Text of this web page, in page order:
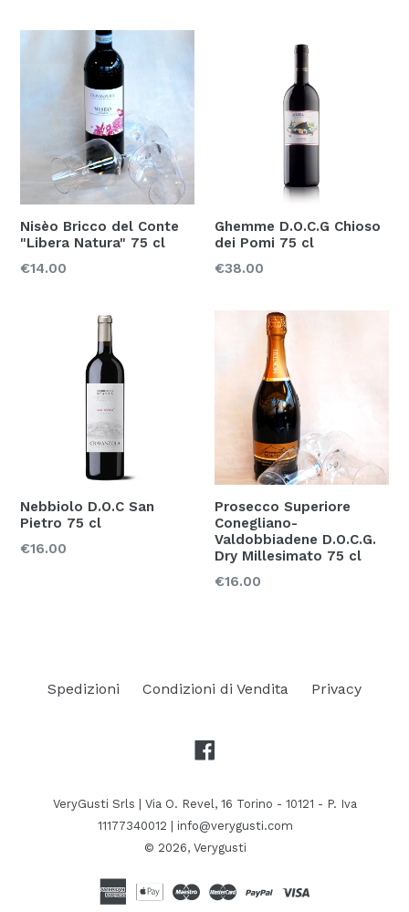
Nisèo Bricco del Conte
"Libera Natura" 75 cl
Prezzo
€14.00
Ghemme D.O.C.G Chioso
dei Pomi 75 cl
Prezzo
€38.00
Nebbiolo D.O.C San
Pietro 75 cl
Prezzo
€16.00
Prosecco Superiore
Conegliano-
Valdobbiadene D.O.C.G.
Dry Millesimato 75 cl
Prezzo
€16.00
Spedizioni Condizioni di Vendita Privacy
VeryGusti Srls | Via O. Revel, 16 Torino - 10121 - P. Iva
11177340012 | info@verygusti.com
© 2026, Verygusti